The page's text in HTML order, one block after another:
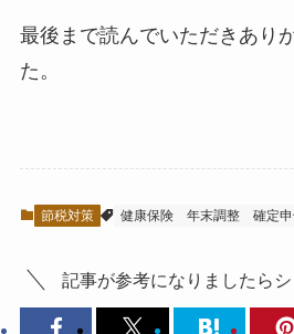
最後まで読んでいただきあり
た。
節税対策 健康保険 年末調整 確定
記事が参考になりましたら